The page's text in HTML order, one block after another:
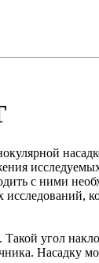
с ними
угол
Насадку